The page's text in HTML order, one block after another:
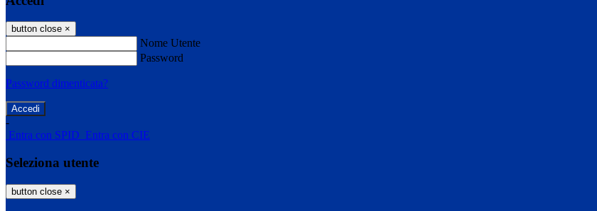
button close ×
Nome Utente
Password
Password dimenticata?
-
Entra con SPID Entra con CIE
Seleziona utente
button close ×